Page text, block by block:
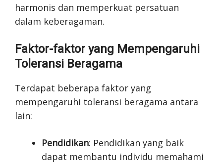
harmonis dan memperkuat persatuan
dalam keberagaman.
Faktor-faktor yang Mempengaruhi
Toleransi Beragama
Terdapat beberapa faktor yang
mempengaruhi toleransi beragama antara
lain:
Pendidikan: Pendidikan yang baik
dapat membantu individu memahami